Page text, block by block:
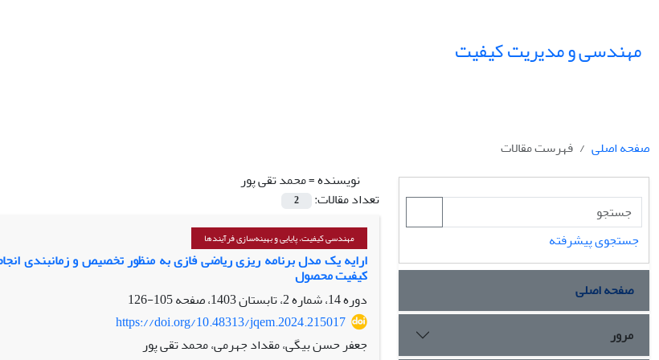
مهندسی و مدیریت کیفیت
صفحه اصلی
فهرست مقالات
نویسنده =محمد تقی پور
تعداد مقالات:
2
مهندسی کیفیت، پایایی و بهینه‌سازی فرآیندها
کیفیت محصول
دوره 14، شماره 2، تابستان 1403، صفحه
105-126
https://doi.org/10.48313/jqem.2024.215017
جعفر حسن بیگی، مقداد جهرمی، محمد تقی پور
جستجوی پیشرفته
صفحه اصلی
مرور